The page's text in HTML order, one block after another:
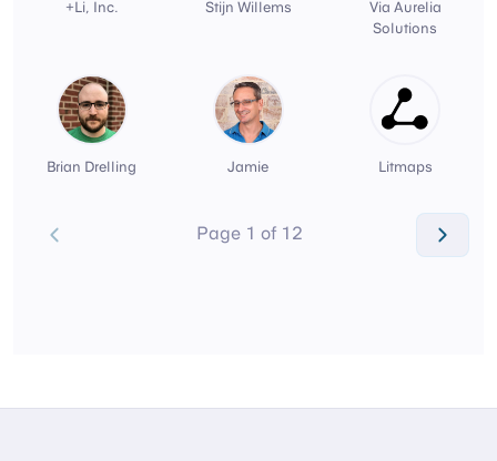
+Li, Inc. Stijn Willems
Via Aurelia
Solutions
Brian Drelling Jamie Litmaps
Page 1 of 12